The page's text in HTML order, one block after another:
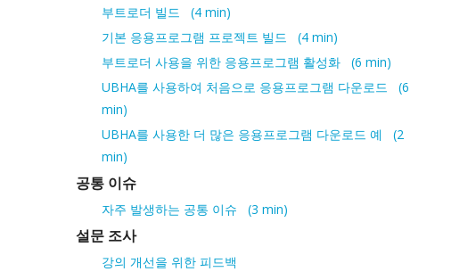
부트로더 빌드
4 min
기본 응용프로그램 프로젝트 빌드
4 min
부트로더 사용을 위한 응용프로그램 활성화
6 min
UBHA를 사용하여 처음으로 응용프로그램 다운로드
6
min
UBHA를 사용한 더 많은 응용프로그램 다운로드 예
2
min
공통 이슈
자주 발생하는 공통 이슈 3 min
설문 조사
강의 개선을 위한 피드백